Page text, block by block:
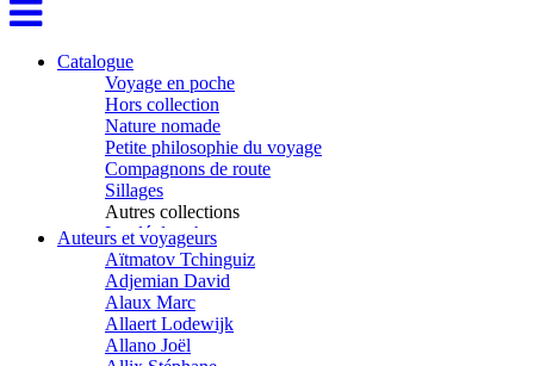
Catalogue
Voyage en poche
Hors collection
Nature nomade
Petite philosophie du voyage
Compagnons de route
Sillages
Autres collections
La clé des champs
Chemins d’étoiles
Visions
Auteurs et voyageurs
Aïtmatov Tchinguiz
Adjemian David
Alaux Marc
Allaert Lodewijk
Allano Joël